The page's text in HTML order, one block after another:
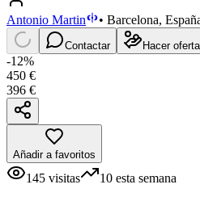
Antonio Martin • Barcelona,
Contactar Hacer oferta
-12%
450 €
396 €
Añadir a favoritos
145 visitas 10 esta semana